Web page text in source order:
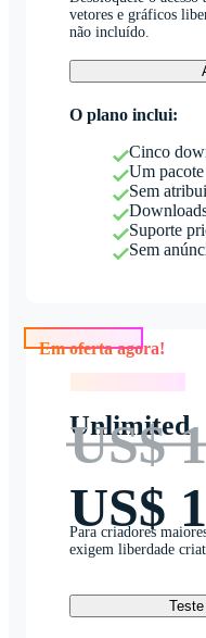
vetores e gráficos
não incluído.
O plano inclui:
Cinco
Um
Sem
Suporte
Sem
Unlimited
US$
US$
Para criadores
exigem liberdade